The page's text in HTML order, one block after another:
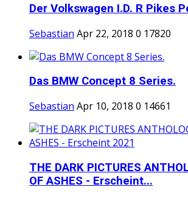
Der Volkswagen I.D. R Pikes
Sebastian Apr 22, 2018 0 17820
Das BMW Concept 8 Series.
Sebastian Apr 10, 2018 0 14661
THE DARK PICTURES
OF ASHES - Erscheint...